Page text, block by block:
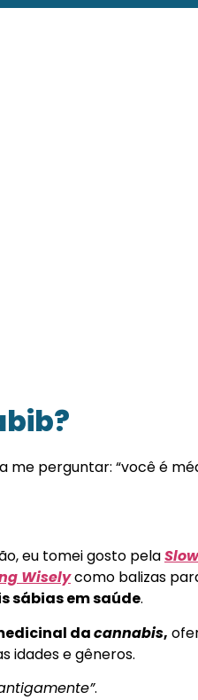
me perguntar: “você é
eu tomei gosto pelaSlow
Wiselycomo balizas
sábias em saúde.
dacannabis,
idades e gêneros.
.